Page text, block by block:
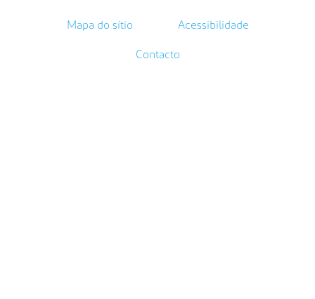
Mapa do sítio Acessibilidade
Contacto